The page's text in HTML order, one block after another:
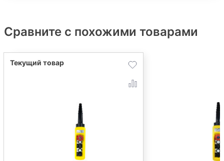
Сравните с похожими товарами